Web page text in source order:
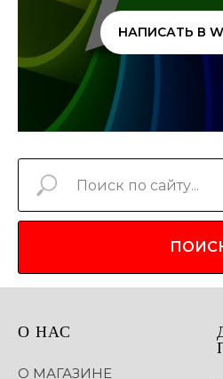
НАПИСАТЬ В
О НАС
О МАГАЗИНЕ